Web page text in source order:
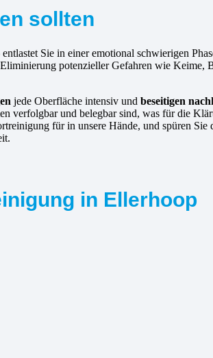
sollten
Sie in einer emotional schwierigen
potenzieller Gefahren wie Keime,
jede Oberfläche intensiv und beseitigen
verfolgbar und belegbar sind, was für die
für in unsere Hände, und spüren Sie
in Ellerhoop